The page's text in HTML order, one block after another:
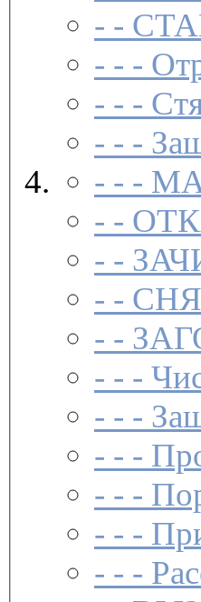
- -
- - -
- - -
- - -
- - -
- -
- -
- -
- -
- - -
- - -
- - -
- - -
- - -
- - -